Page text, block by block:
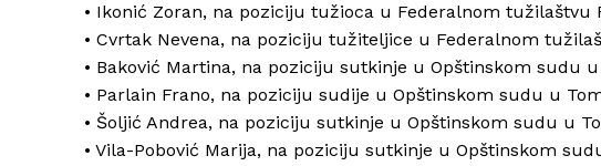
• Ikonić Zoran, na poziciju tužioca u Federalnom tužilaštvu
• Cvrtak Nevena, na poziciju tužiteljice u Federalnom
• Baković Martina, na poziciju sutkinje u Opštinskom sudu
• Parlain Frano, na poziciju sudije u Opštinskom sudu u
• Šoljić Andrea, na poziciju sutkinje u Opštinskom sudu u
• Vila-Pobović Marija, na poziciju sutkinje u Opštinskom